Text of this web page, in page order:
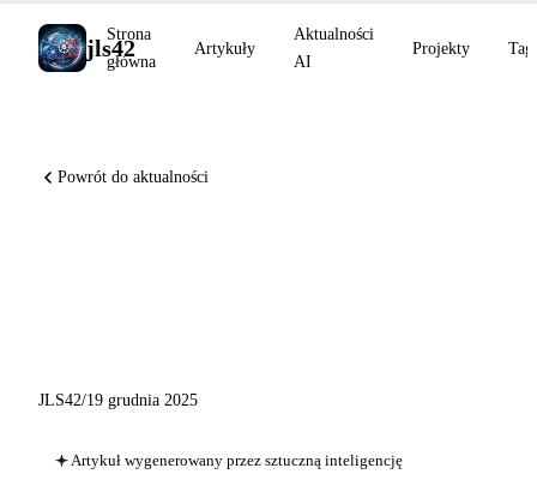
jls42
Strona
główna
Artykuły
Aktualności
AI
Projekty Tagi
Powrót do aktualności
JLS42/19 grudnia 2025
Artykuł wygenerowany przez sztuczną inteligencję